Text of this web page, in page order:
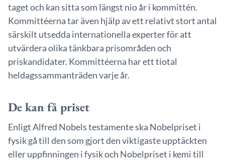
taget och kan sitta som längst nio år i kommittén.
Kommittéerna tar även hjälp av ett relativt stort antal
särskilt utsedda internationella experter för att
utvärdera olika tänkbara prisområden och
priskandidater. Kommittéerna har ett tiotal
heldagssammanträden varje år.
De kan få priset
Enligt Alfred Nobels testamente ska Nobelpriset i
fysik gå till den som gjort den viktigaste upptäckten
eller uppfinningen i fysik och Nobelpriset i kemi till